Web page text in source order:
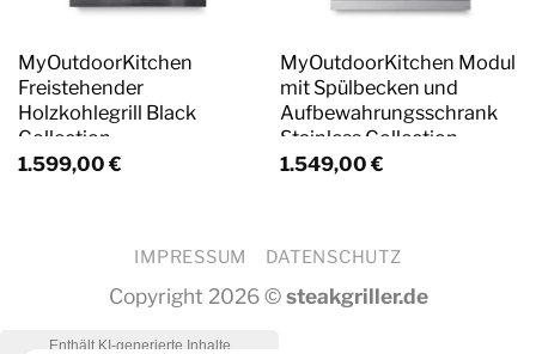
MyOutdoorKitchen
Freistehender
Holzkohlegrill Black
Collection
1.599,00 €
MyOutdoorKitchen Modul
mit Spülbecken und
Aufbewahrungsschrank
Stainless Collection
1.549,00 €
IMPRESSUM DATENSCHUTZ
Copyright 2026 ©steakgriller.de